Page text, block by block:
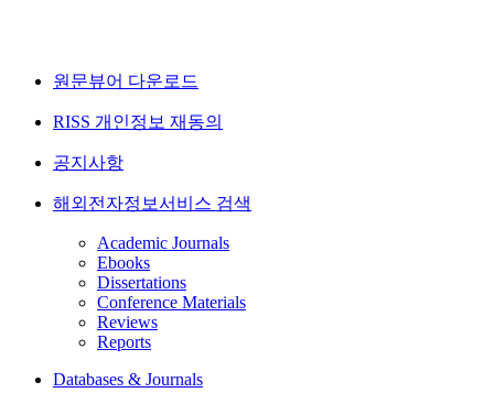
원문뷰어 다운로드
RISS 개인정보 재동의
공지사항
해외전자정보서비스 검색
Academic Journals
Ebooks
Dissertations
Conference Materials
Reviews
Reports
Databases & Journals